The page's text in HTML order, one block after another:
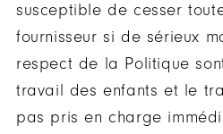
susceptible de cesser
fournisseur si de sérieux
respect de la Politique
travail des enfants et le
pas pris en charge